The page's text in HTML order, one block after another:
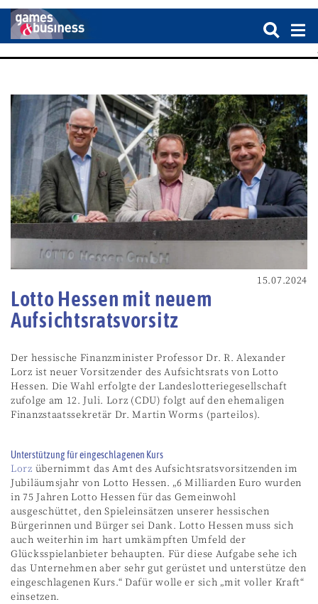
15.07.2024
Lotto Hessen mit neuem
Aufsichtsratsvorsitz
Der hessische Finanzminister Professor Dr. R. Alexander
Lorz ist neuer Vorsitzender des Aufsichtsrats von Lotto
Hessen. Die Wahl erfolgte der Landeslotteriegesellschaft
zufolge am 12. Juli. Lorz (CDU) folgt auf den ehemaligen
Finanzstaatssekretär Dr. Martin Worms (parteilos).
Unterstützung für eingeschlagenen Kurs
Lorz übernimmt das Amt des Aufsichtsratsvorsitzenden im
Jubiläumsjahr von Lotto Hessen. „6 Milliarden Euro wurden
in 75 Jahren Lotto Hessen für das Gemeinwohl
ausgeschüttet, den Spieleinsätzen unserer hessischen
Bürgerinnen und Bürger sei Dank. Lotto Hessen muss sich
auch weiterhin im hart umkämpften Umfeld der
Glücksspielanbieter behaupten. Für diese Aufgabe sehe ich
das Unternehmen aber sehr gut gerüstet und unterstütze den
eingeschlagenen Kurs.“ Dafür wolle er sich „mit voller Kraft“
einsetzen.